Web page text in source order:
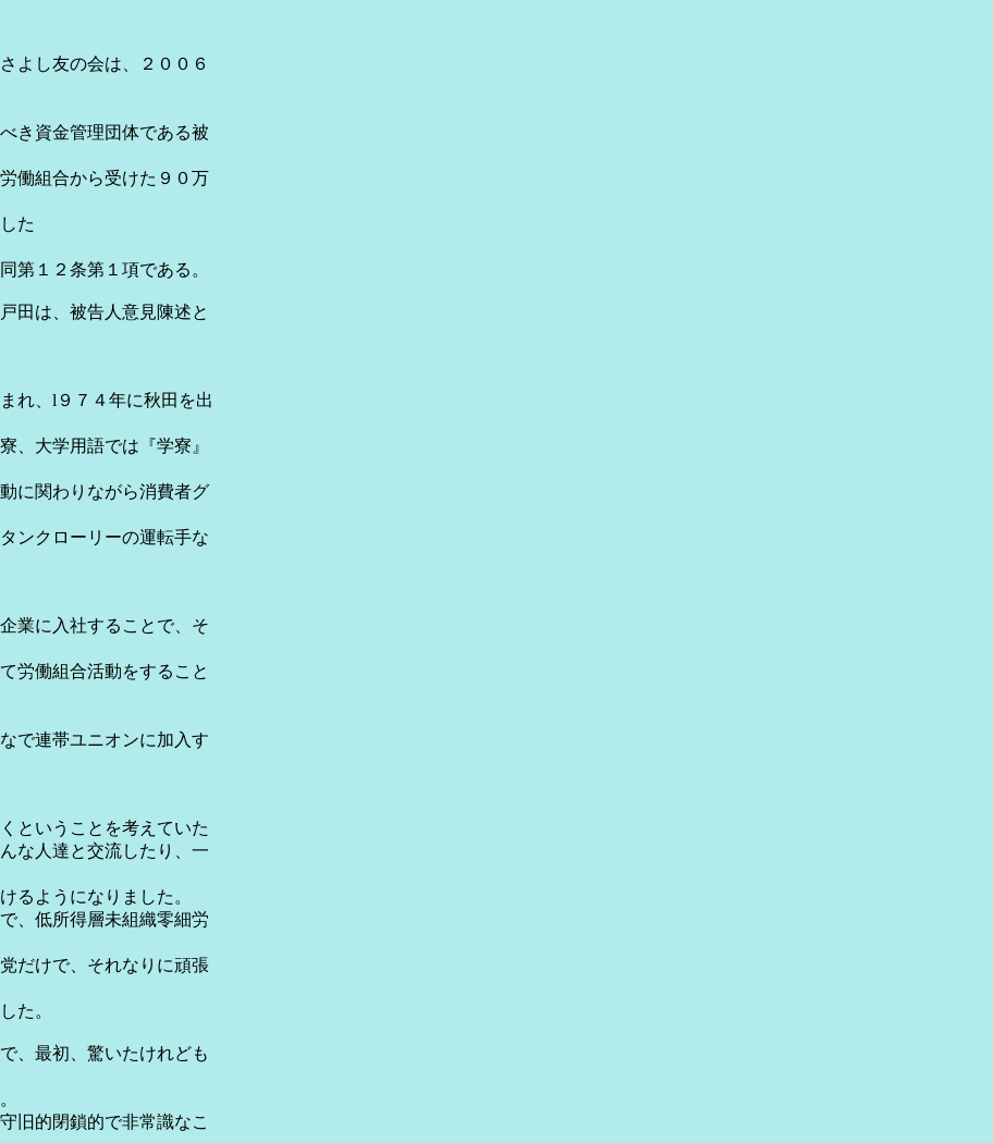
よし友の会は、２００６
き資金管理団体である被
組合から受けた９０万
た
１２条第１項である。
田は、被告人意見陳述と
れ、l９７４年に秋田を出
、大学用語では『学寮』
に関わりながら消費者グ
ンクローリーの運転手な
業に入社することで、そ
労働組合活動をすること
で連帯ユニオンに加入す
ということを考えていた
な人達と交流したり、一
るようになりました。
、低所得層未組織零細労
だけで、それなりに頑張
た。
、最初、驚いたけれども
旧的閉鎖的で非常識なこ